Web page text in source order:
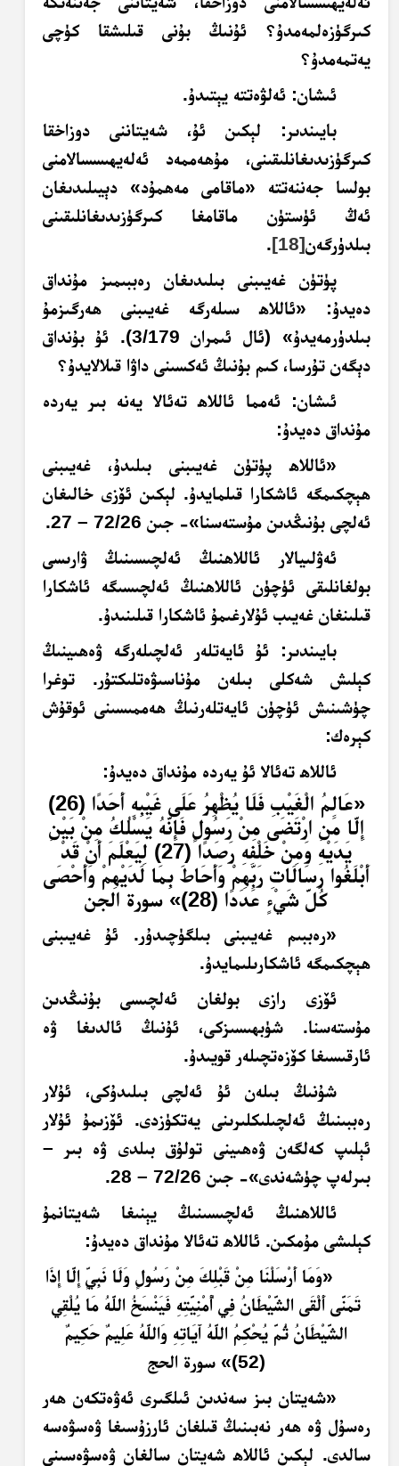
كىرگۈزەلمەمدۇ؟ ئۇنىڭ بۇنى قىلىشقا كۈچى
يەتمەمدۇ؟
ئىشان: ئەلۋەتتە يېتىدۇ.
بايىندىر: لېكىن ئۇ، شەيتاننى دوزاخقا
كىرگۈزىدىغانلىقىنى، مۇھەممەد ئەلەيھىسسالامنى
بولسا جەننەتتە «ماقامى مەھمۇد» دېيىلىدىغان
ئەڭ ئۈستۈن ماقامغا كىرگۈزىدىغانلىقىنى
بىلدۈرگەن[18]
.
پۈتۈن غەيىبنى بىلىدىغان رەببىمىز مۇنداق
دەيدۇ: «ئاللاھ سىلەرگە غەيىبنى ھەرگىزمۇ
بىلدۈرمەيدۇ
» (ئال ئىمران 3/179). ئۇ بۇنداق
دېگەن تۇرسا، كىم بۇنىڭ ئەكسىنى داۋا قىلالايدۇ؟
ئىشان: ئەمما ئاللاھ تەئالا يەنە بىر يەردە
مۇنداق دەيدۇ:
«ئاللاھ پۈتۈن غەيىبنى بىلىدۇ، غەيىبنى
ھېچكىمگە ئاشكارا قىلمايدۇ. لېكىن ئۆزى خالىغان
ئەلچى بۇنىڭدىن مۇستەسنا»- جىن 72/26 – 27.
ئەۋلىيالار ئاللاھنىڭ ئەلچىسىنىڭ ۋارىسى
بولغانلىقى ئۈچۈن ئاللاھنىڭ ئەلچىسىگە ئاشكارا
قىلىنغان غەيىب ئۇلارغىمۇ ئاشكارا قىلىنىدۇ.
بايىندىر: ئۇ ئايەتلەر ئەلچىلەرگە ۋەھىينىڭ
كېلىش شەكلى بىلەن مۇناسىۋەتلىكتۇر. توغرا
چۈشىنىش ئۈچۈن ئايەتلەرنىڭ ھەممىسىنى ئوقۇش
كېرەك:
ئاللاھ تەئالا ئۇ يەردە مۇنداق دەيدۇ:
«
عَالِمُ الْغَيْبِ فَلَا يُظْهِرُ عَلَى غَيْبِهِ أَحَدًا (26)
إِلَّا مَنِ ارْتَضَى مِنْ رَسُولٍ فَإِنَّهُ يَسْلُكُ مِنْ بَيْنِ
يَدَيْهِ وَمِنْ خَلْفِهِ رَصَدًا (27) لِيَعْلَمَ أَنْ قَدْ
أَبْلَغُوا رِسَالَاتِ رَبِّهِمْ وَأَحَاطَ بِمَا لَدَيْهِمْ وَأَحْصَى
كُلَّ شَيْءٍ عَدَدًا (28)» سورة الجن
«رەببىم غەيىبنى بىلگۈچىدۇر. ئۇ غەيىبنى
ھېچكىمگە ئاشكارىلىمايدۇ.
ئۆزى رازى بولغان ئەلچىسى بۇنىڭدىن
مۇستەسنا. شۈبھىسىزكى، ئۇنىڭ ئالدىغا ۋە
ئارقىسىغا كۆزەتچىلەر قويىدۇ.
شۇنىڭ بىلەن ئۇ ئەلچى بىلىدۇكى، ئۇلار
رەببىنىڭ ئەلچىلىكلىرىنى يەتكۈزدى. ئۆزىمۇ ئۇلار
ئېلىپ كەلگەن ۋەھىينى تولۇق بىلدى ۋە بىر –
بىرلەپ چۈشەندى»- جىن 72/26 – 28.
ئاللاھنىڭ ئەلچىسىنىڭ يېنىغا شەيتانمۇ
كېلىشى مۇمكىن. ئاللاھ تەئالا مۇنداق دەيدۇ:
«وَمَا أَرْسَلْنَا مِنْ قَبْلِكَ مِنْ رَسُولٍ وَلَا نَبِيٍّ إِلَّا إِذَا
تَمَنَّى أَلْقَى الشَّيْطَانُ فِي أُمْنِيَّتِهِ فَيَنْسَخُ اللَّهُ مَا يُلْقِي
الشَّيْطَانُ ثُمَّ يُحْكِمُ اللَّهُ آَيَاتِهِ وَاللَّهُ عَلِيمٌ حَكِيمٌ
(52)
»سورة الحج
«شەيتان بىز سەندىن ئىلگىرى ئەۋەتكەن ھەر
رەسۇل ۋە ھەر نەبىنىڭ قىلغان ئارزۇسىغا ۋەسۋەسە
سالدى. لېكىن ئاللاھ شەيتان سالغان ۋەسۋەسىنى